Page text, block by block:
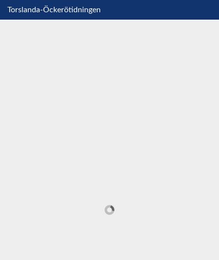
Torslanda-Öckerötidningen